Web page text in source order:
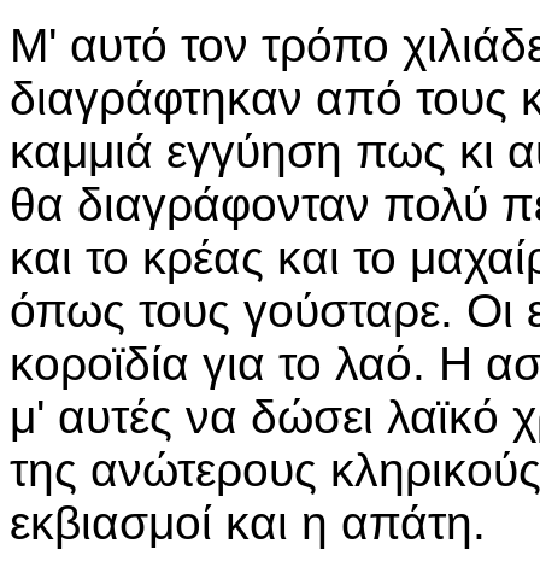
Μ' αυτό τον τρόπο
διαγράφτηκαν από τους
καμμιά εγγύηση πως κι
θα διαγράφονταν πολύ
και το κρέας και το
όπως τους γούσταρε. Οι
κοροϊδία για το λαό. Η
μ' αυτές να δώσει
της ανώτερους
εκβιασμοί και η απάτη.